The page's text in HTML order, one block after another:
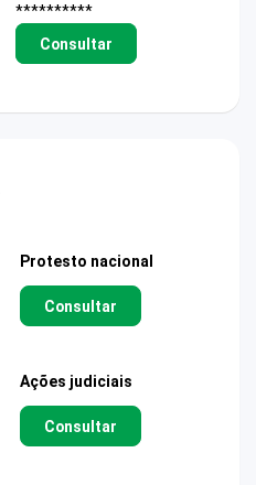
**********
Consultar
Protesto nacional
Consultar
Ações judiciais
Consultar